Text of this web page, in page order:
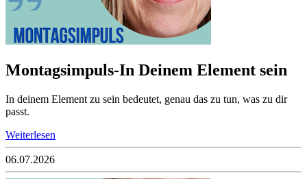
Montagsimpuls-In Deinem Element sein
In deinem Element zu sein bedeutet, genau das zu tun, was zu dir
passt.
Weiterlesen
06.07.2026